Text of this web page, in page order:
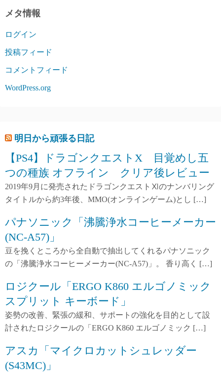
メタ情報
ログイン
投稿フィード
コメントフィード
WordPress.org
明日から頑張る日記
【PS4】ドラゴンクエストX 目覚めし五
つの種族 オフライン クリア後レビュー
2019年9月に発売されたドラゴンクエストⅪのナンバリング
タイトルから約3年後、MMO(オンラインゲーム)とし […]
パナソニック「沸騰浄水コーヒーメーカー
(NC-A57)」
豆を挽くところから全自動で抽出してくれるパナソニック
の「沸騰浄水コーヒーメーカー(NC-A57)」。 香り高く […]
ロジクール「ERGO K860 エルゴノミック
スプリット キーボード」
姿勢の改善、緊張の緩和、サポートの強化を目的として設
計されたロジクールの「ERGO K860 エルゴノミック […]
アスカ「マイクロカットシュレッダー
(S43MC)」